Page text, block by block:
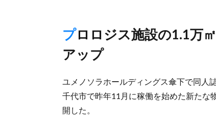
プロロジス施設の1.1万㎡賃借、オートストア導入し保管効率
アップ
ユメノソラホールディングス傘下で同人
千代市で昨年11月に稼働を始めた新たな
開した。